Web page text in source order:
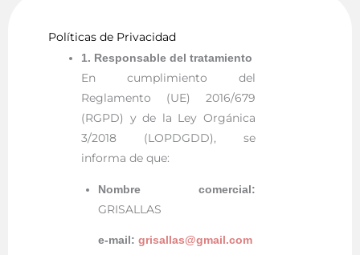
Políticas de Privacidad
1. Responsable del tratamiento
En cumplimiento del
Reglamento (UE) 2016/679
(RGPD) y de la Ley Orgánica
3/2018 (LOPDGDD), se
informa de que:
Nombre comercial:
GRISALLAS
e-mail: grisallas@gmail.com